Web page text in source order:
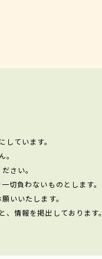
ています。
さい。
切負わないものとします。
いいたします。
情報を掲出しております。